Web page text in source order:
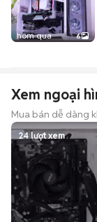
hôm qua 6
Xem ngoại
Mua bán dễ dàng
24 lượt xem